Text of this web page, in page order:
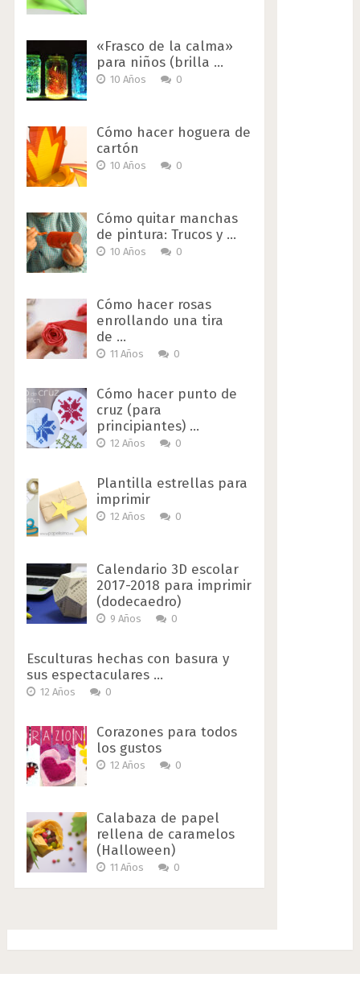
«Frasco de la calma»
para niños (brilla …
10 Años 0
Cómo hacer hoguera de
cartón
10 Años 0
Cómo quitar manchas
de pintura: Trucos y …
10 Años 0
Cómo hacer rosas
enrollando una tira
de …
11 Años 0
Cómo hacer punto de
cruz (para
principiantes) …
12 Años 0
Plantilla estrellas para
imprimir
12 Años 0
Calendario 3D escolar
2017-2018 para imprimir
(dodecaedro)
9 Años 0
Esculturas hechas con basura y
sus espectaculares …
12 Años 0
Corazones para todos
los gustos
12 Años 0
Calabaza de papel
rellena de caramelos
(Halloween)
11 Años 0